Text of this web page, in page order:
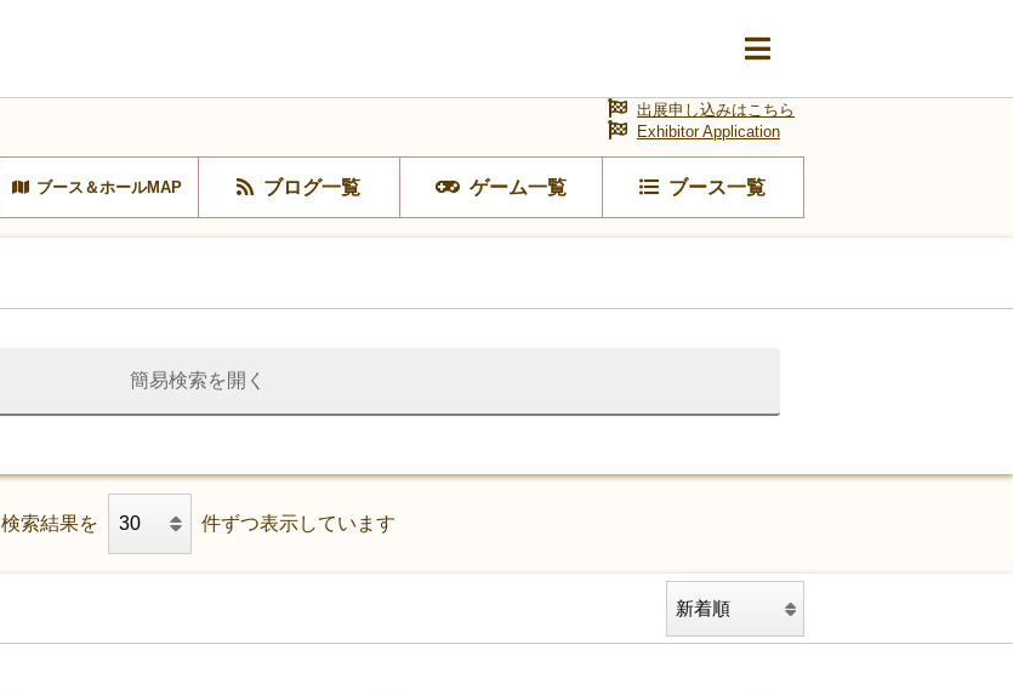
ブース＆ホールMAP ブログ一覧 ゲーム一覧 ブース一覧
出展申し込みはこちら
Exhibitor Application
簡易検索を開く
検索結果を 件ずつ表示しています